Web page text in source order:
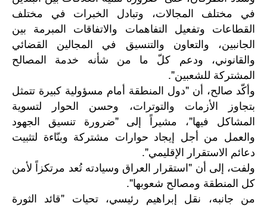
في مختلف المجالات، وتبادل الخبرات في مختلف
القطاعات وتفعيل التفاهمات والاتفاقات المبرمة بين
الجانبين، والتعاون والتنسيق في المجالين القضائي
والقانوني، ودعم كلّ ما من شأنه خدمة المصالح
المشتركة للشعبين".
وأكّد صالح، أن "دول المنطقة أمام مسؤولية كبيرة تتمثل
بتجاوز الأزمات والتوترات، وحسن الحوار لتسوية
المشاكل فيها"، مشيراً إلى "ضرورة تنسيق الجهود
والعمل من أجل إيجاد حوارات مشتركة وبنّاءة لتثبيت
دعائم الاستقرار الإقليمي".
ولفت، إلى أن "استقرار العراق وسيادته تُعد مرتكزاً لأمن
كل المنطقة ومصالح شعوبها".
من جانبه، نقل إبراهيم رئيسي، تحيات "قائد
الثورة